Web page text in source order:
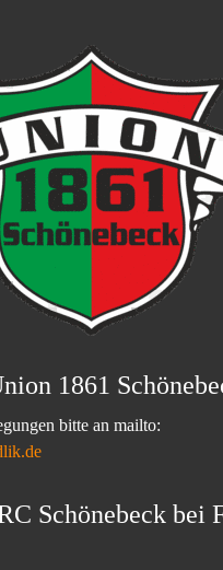
1861
bitte an mailto:
Schönebeck bei